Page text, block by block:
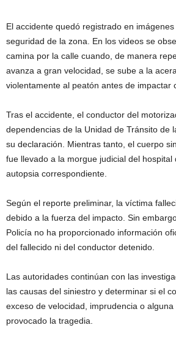
El accidente quedó registrado en
seguridad de la zona. En los videos se
camina por la calle cuando, de manera
avanza a gran velocidad, se sube a la
violentamente al peatón antes de impactar
Tras el accidente, el conductor del
dependencias de la Unidad de Tránsito de
su declaración. Mientras tanto, el cuerpo
fue llevado a la morgue judicial del hospital
autopsia correspondiente.
Según el reporte preliminar, la víctima
debido a la fuerza del impacto. Sin
Policía no ha proporcionado información
del fallecido ni del conductor detenido.
Las autoridades continúan con las
las causas del siniestro y determinar si el
exceso de velocidad, imprudencia o
provocado la tragedia.